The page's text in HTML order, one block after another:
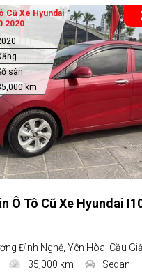
Cũ Xe Hyundai
2020
sàn
km
Ô Tô Cũ Xe Hyundai
Đình Nghệ, Yên Hòa, Cầu
35,000 km Sedan